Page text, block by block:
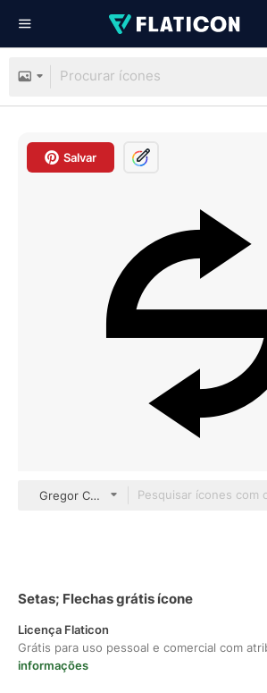
Salvar
Gregor Colors Solid
Setas; Flechas grátis ícone
Licença Flaticon
Grátis para uso pessoal e comercial com
informações